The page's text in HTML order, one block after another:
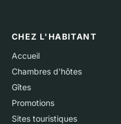
CHEZ L'HABITANT
Accueil
Chambres d'hôtes
Gîtes
Promotions
Sites touristiques